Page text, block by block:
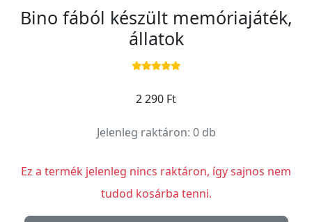
Bino fából készült memóriajáték,
állatok
2 290 Ft
Jelenleg raktáron: 0 db
Ez a termék jelenleg nincs raktáron, így sajnos nem
tudod kosárba tenni.